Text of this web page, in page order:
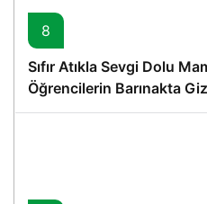
8
Sıfır Atıkla Sevgi Dolu
Öğrencilerin Barınakta
Proje